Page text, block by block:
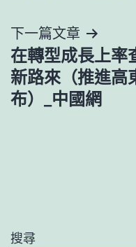
覽
下一篇文章
在轉型成長上率
新路來（推進高
布）_中國網
搜尋